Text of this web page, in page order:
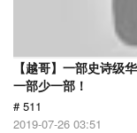
【越哥】一部史诗级
一部少一部！
# 511
2019-07-26 03:51